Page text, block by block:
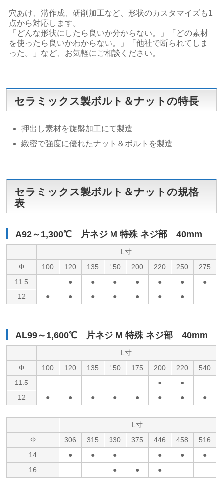
穴あけ、溝作成、研削加工など、形状のカスタマイズも1
点から対応します。
「どんな形状にしたら良いか分からない。」「どの素材
を使ったら良いかわからない。」「他社で断られてしま
った。」など、お気軽にご相談ください。
セラミックス製ボルト＆ナットの特長
押出し素材を旋盤加工にて製造
緻密で強度に優れたナット＆ボルトを製造
セラミックス製ボルト＆ナットの規格
表
A92～1,300℃ 片ネジ M 特殊 ネジ部 40mm
L寸
Φ
100 120 135 150 200 220 250
275
11.5
● ● ● ● ● ●
●
12
● ● ● ● ● ● ●
AL99～1,600℃ 片ネジ M 特殊 ネジ部 40mm
L寸
Φ
100 120 135 150 175 200 220
540
11.5
●
●
12
● ● ● ● ● ● ● ●
L寸
Φ
306 315 330 375 446 458
516
14
● ● ● ● ●
●
16
● ● ●